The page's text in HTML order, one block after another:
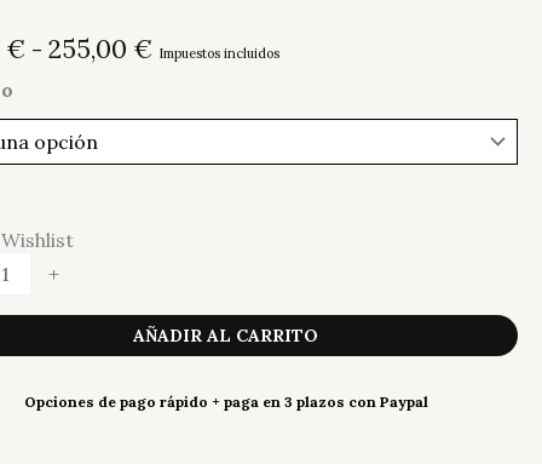
€ - 255,00 €Rango
de
desde
hasta
Impuestos incluidos
+
AÑADIR AL CARRITO
Opciones de pago rápido + paga en 3 plazos con Paypal